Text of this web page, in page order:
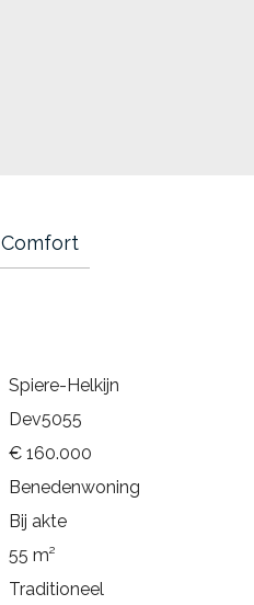
Comfort
Spiere-Helkijn
Dev5055
€ 160.000
Benedenwoning
Bij akte
55 m²
Traditioneel